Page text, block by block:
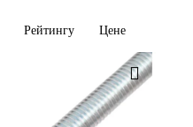
Рейтингу Цене